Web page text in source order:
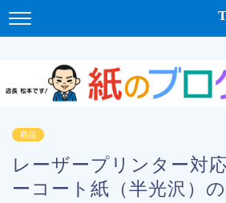
商品
レーザープリンター対
ーコート紙（半光沢）